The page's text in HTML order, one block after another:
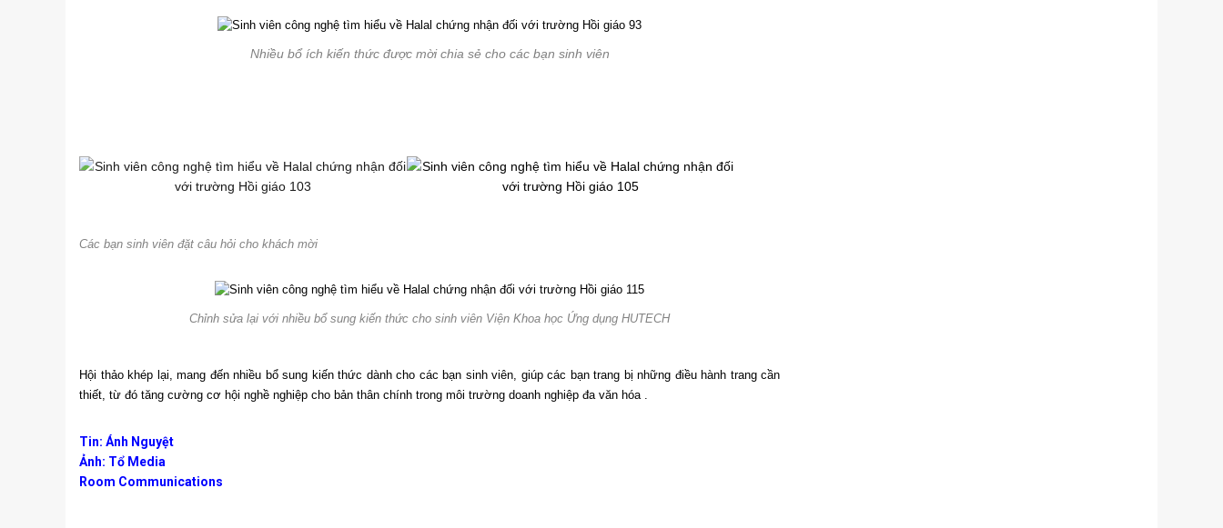
Nhiều bổ ích kiến ​​thức được mời chia sẻ cho các bạn sinh viên
Các bạn sinh viên đặt câu hỏi cho khách mời
Chỉnh sửa lại với nhiều bổ sung kiến ​​thức cho sinh viên Viện Khoa học Ứng dụng HUTECH
Hội thảo khép lại, mang đến nhiều bổ sung kiến ​​thức dành cho các bạn sinh viên, giúp các bạn trang bị những điều hành trang cần
thiết, từ đó tăng cường cơ hội nghề nghiệp cho bản thân chính trong môi trường doanh nghiệp đa văn hóa .
Tin: Ánh Nguyệt
Ảnh: Tổ Media
Room Communications